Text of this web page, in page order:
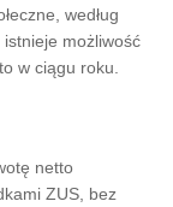
według
możliwość
w ciągu roku.
netto
ZUS, bez